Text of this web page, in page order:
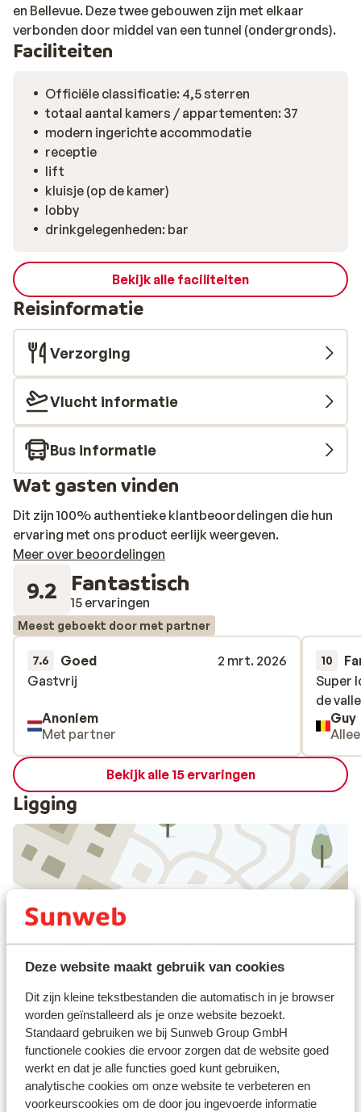
Deze website maakt gebruik van cookies
Dit zijn kleine tekstbestanden die automatisch in je browser
worden geïnstalleerd als je onze website bezoekt.
Standaard gebruiken we bij Sunweb Group GmbH
functionele cookies die ervoor zorgen dat de website goed
werkt en dat je alle functies goed kunt gebruiken,
analytische cookies om onze website te verbeteren en
voorkeurscookies om de door jou ingevoerde informatie
en Bellevue. Deze twee gebouwen zijn met elkaar
verbonden door middel van een tunnel (ondergronds).
Faciliteiten
Officiële classificatie: 4,5 sterren
totaal aantal kamers / appartementen: 37
modern ingerichte accommodatie
receptie
lift
kluisje (op de kamer)
lobby
drinkgelegenheden: bar
Bekijk alle faciliteiten
Reisinformatie
Verzorging
Vlucht informatie
Bus informatie
Wat gasten vinden
Dit zijn 100% authentieke klantbeoordelingen die hun
ervaring met ons product eerlijk weergeven.
Meer over beoordelingen
9.2 Fantastisch
15 ervaringen
Meest geboekt door met partner
7.6 Goed
2 mrt. 2026
Gastvrij
Gastvrij
Anoniem
Met partner
10
Super
de
Super
de
Guy
Bekijk alle 15 ervaringen
Ligging
Afstanden
Centrum: 500 m
Luchthaven Innsrbuck: 100 km
Treinstation: 50 m
Skipiste: 100 m
Skilift: 300 m
Winkels: 500 m